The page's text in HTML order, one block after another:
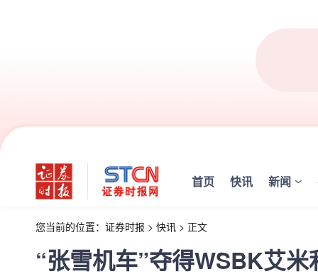
首页 快讯 新闻
您当前的位置： 证券时报 > 快讯 > 正文
“张雪机车”夺得WSBK艾